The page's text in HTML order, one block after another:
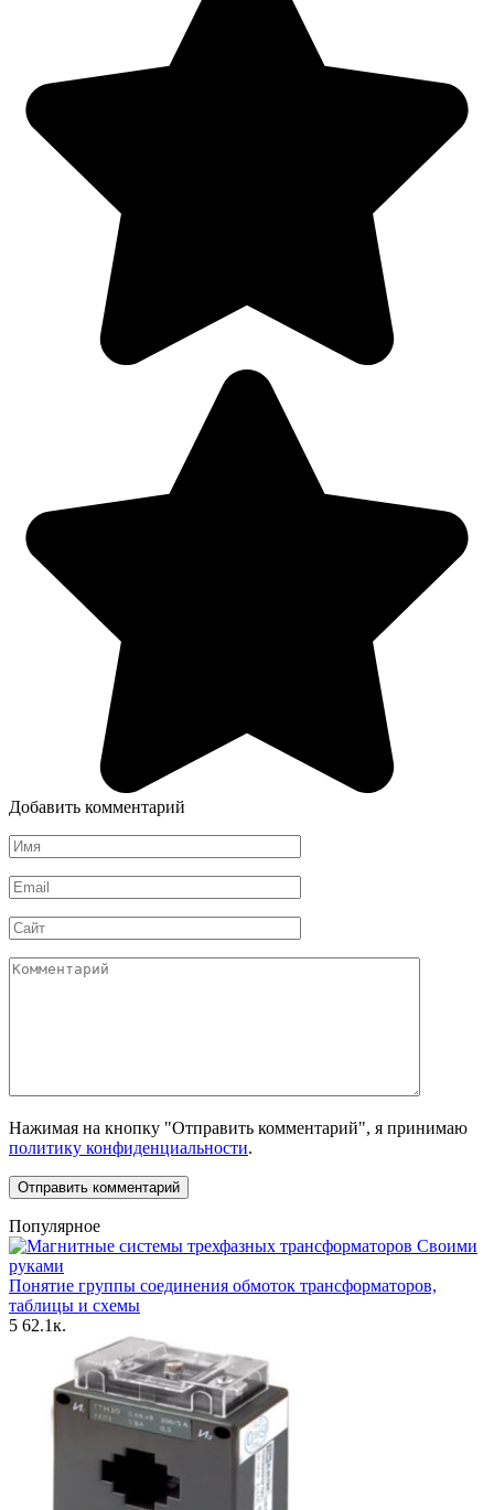
Добавить комментарий
Имя
*
Email
*
Сайт
Комментарий
Нажимая на кнопку "Отправить комментарий", я принимаю
политику конфиденциальности.
Популярное
Своими
руками
Понятие группы соединения обмоток трансформаторов,
таблицы и схемы
5 62.1к.